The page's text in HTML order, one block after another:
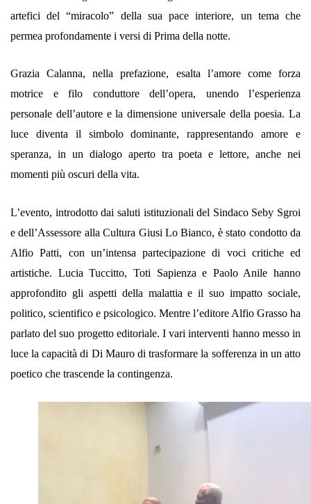
artefici del “miracolo” della sua pace interiore, un tema che
permea profondamente i versi di Prima della notte.
Grazia Calanna, nella prefazione, esalta l’amore come forza
motrice e filo conduttore dell’opera, unendo l’esperienza
personale dell’autore e la dimensione universale della poesia. La
luce diventa il simbolo dominante, rappresentando amore e
speranza, in un dialogo aperto tra poeta e lettore, anche nei
momenti più oscuri della vita.
L’evento, introdotto dai saluti istituzionali del Sindaco Seby Sgroi
e dell’Assessore alla Cultura Giusi Lo Bianco, è stato condotto da
Alfio Patti, con un’intensa partecipazione di voci critiche ed
artistiche. Lucia Tuccitto, Toti Sapienza e Paolo Anile hanno
approfondito gli aspetti della malattia e il suo impatto sociale,
politico, scientifico e psicologico. Mentre l’editore Alfio Grasso ha
parlato del suo progetto editoriale. I vari interventi hanno messo in
luce la capacità di Di Mauro di trasformare la sofferenza in un atto
poetico che trascende la contingenza.